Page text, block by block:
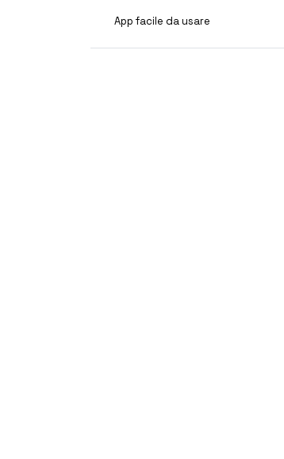
App facile da usare